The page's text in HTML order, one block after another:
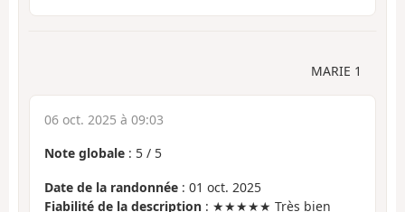
MARIE 1
06 oct. 2025 à 09:03
Note globale : 5 / 5
Date de la randonnée : 01 oct. 2025
Fiabilité de la description : ★★★★★ Très bien